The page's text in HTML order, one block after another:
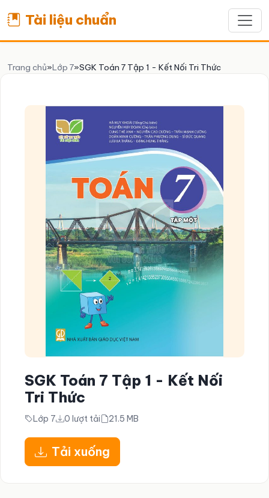
Tài liệu chuẩn
Trang chủ»Lớp 7»SGK Toán 7 Tập 1 - Kết Nối Tri Thức
SGK Toán 7 Tập 1 - Kết Nối
Tri Thức
Lớp 7 0 lượt tải 21.5 MB
Tải xuống